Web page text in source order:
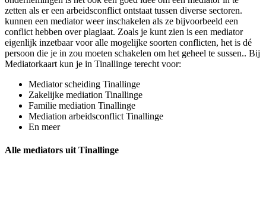
zetten als er een arbeidsconflict ontstaat tussen diverse sectoren.
kunnen een mediator weer inschakelen als ze bijvoorbeeld een
conflict hebben over plagiaat. Zoals je kunt zien is een mediator
eigenlijk inzetbaar voor alle mogelijke soorten conflicten, het is dé
persoon die je in zou moeten schakelen om het geheel te sussen.. Bij
Mediatorkaart kun je in Tinallinge terecht voor:
Mediator scheiding Tinallinge
Zakelijke mediation Tinallinge
Familie mediation Tinallinge
Mediation arbeidsconflict Tinallinge
En meer
Alle mediators uit Tinallinge